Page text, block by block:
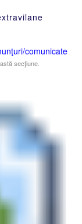
comunicate
secţiune.